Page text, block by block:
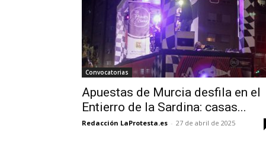
Convocatorias
Apuestas de Murcia desfila en el
Entierro de la Sardina: casas...
Redacción LaProtesta.es - 27 de abril de 2025